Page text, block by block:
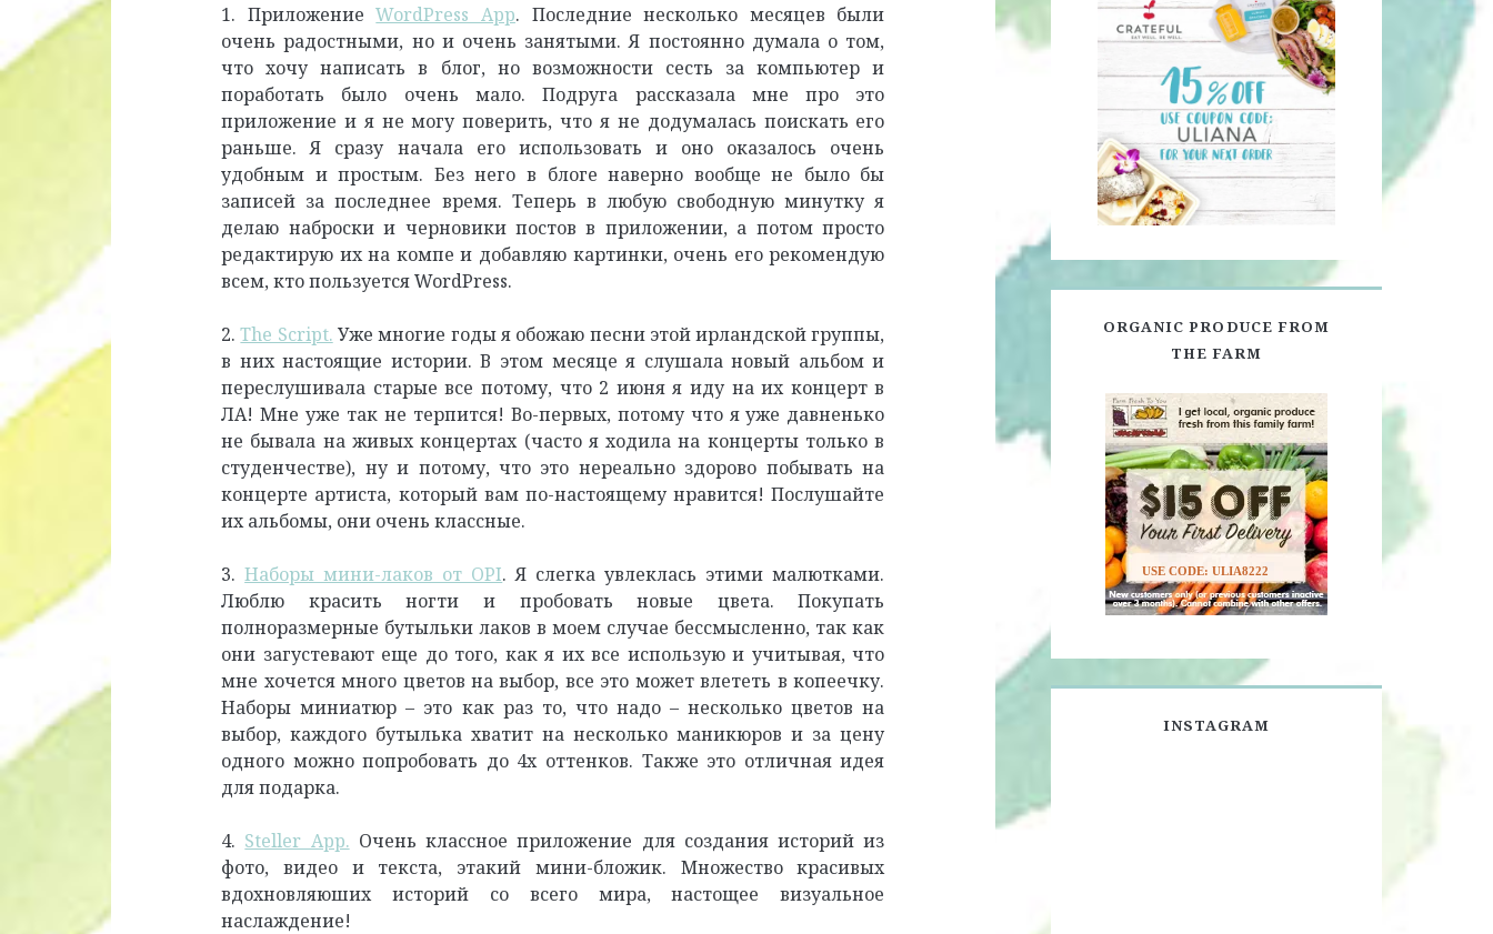
1. ПриложениеWordPress App. Последние несколько месяцев были
очень радостными, но и очень занятыми. Я постоянно думала о том,
что хочу написать в блог, но возможности сесть за компьютер и
поработать было очень мало. Подруга рассказала мне про это
приложение и я не могу поверить, что я не додумалась поискать его
раньше. Я сразу начала его использовать и оно оказалось очень
удобным и простым. Без него в блоге наверно вообще не было бы
записей за последнее время. Теперь в любую свободную минутку я
делаю наброски и черновики постов в приложении, а потом просто
редактирую их на компе и добавляю картинки, очень его рекомендую
всем, кто пользуется WordPress.
2.The Script. Уже многие годы я обожаю песни этой ирландской группы,
в них настоящие истории. В этом месяце я слушала новый альбом и
переслушивала старые все потому, что 2 июня я иду на их концерт в
ЛА! Мне уже так не терпится! Во-первых, потому что я уже давненько
не бывала на живых концертах (часто я ходила на концерты только в
студенчестве), ну и потому, что это нереально здорово побывать на
концерте артиста, который вам по-настоящему нравится! Послушайте
их альбомы, они очень классные.
3.Наборы мини-лаков от OPI.Я слегка увлеклась этими малютками.
Люблю красить ногти и пробовать новые цвета. Покупать
полноразмерные бутыльки лаков в моем случае бессмысленно, так как
они загустевают еще до того, как я их все использую и учитывая, что
мне хочется много цветов на выбор, все это может влететь в копеечку.
Наборы миниатюр – это как раз то, что надо – несколько цветов на
выбор, каждого бутылька хватит на несколько маникюров и за цену
одного можно попробовать до 4х оттенков. Также это отличная идея
для подарка.
4. Steller App. Очень классное приложение для создания историй из
фото, видео и текста, этакий мини-бложик. Множество красивых
вдохновляюших историй со всего мира, настощее визуальное
наслаждение!
ORGANIC PRODUCE FROM
THE FARM
USE CODE: ULIA8222
INSTAGRAM